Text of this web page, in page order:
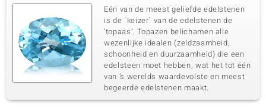
Eén van de meest geliefde edelstenen
is de ´keizer´ van de edelstenen de
‘topaas’. Topazen belichamen alle
wezenlijke idealen (zeldzaamheid,
schoonheid en duurzaamheid) die een
edelsteen moet hebben, wat het tot één
van ’s werelds waardevolste en meest
begeerde edelstenen maakt.